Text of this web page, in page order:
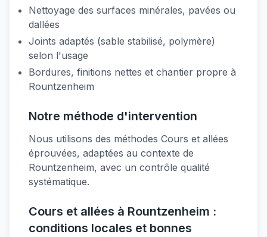
Nettoyage des surfaces minérales, pavées ou
dallées
Joints adaptés (sable stabilisé, polymère)
selon l'usage
Bordures, finitions nettes et chantier propre à
Rountzenheim
Notre méthode d'intervention
Nous utilisons des méthodes Cours et allées
éprouvées, adaptées au contexte de
Rountzenheim, avec un contrôle qualité
systématique.
Cours et allées à Rountzenheim :
conditions locales et bonnes